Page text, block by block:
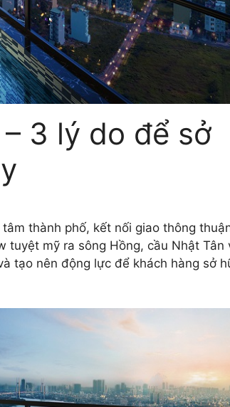
3 lý do để sở
thành phố, kết nối giao thông
tuyệt mỹ ra sông Hồng, cầu Nhật Tân
tạo nên động lực để khách hàng sở